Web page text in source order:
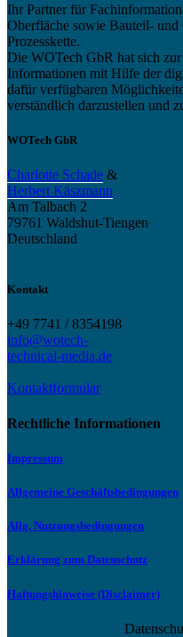
Ihr Partner für
Oberfläche sowie Bauteil-
Prozesskette.
Die WOTech GbR hat sich
Informationen mit Hilfe der
dafür verfügbaren
verständlich darzustellen und
WOTech GbR
Charlotte Schade &
Herbert Käszmann
Am Talbach 2
79761 Waldshut-Tiengen
Deutschland
Kontakt
+49 7741 / 8354198
info@wotech-
technical-media.de
Kontaktformular
Rechtliche Informationen
Impressum
Allgemeine Geschäftsbedingungen
Allg. Nutzungsbedingungen
Erklärung zum Datenschutz
Haftungshinweise (Disclaimer)